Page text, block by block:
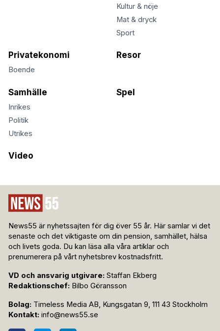
Kultur & nöje
Mat & dryck
Sport
Privatekonomi
Boende
Resor
Samhälle
Inrikes
Politik
Utrikes
Spel
Video
News55 är nyhetssajten för dig över 55 år. Här samlar vi det
senaste och det viktigaste om din pension, samhället, hälsa
och livets goda. Du kan läsa alla våra artiklar och
prenumerera på vårt nyhetsbrev kostnadsfritt.
VD och ansvarig utgivare: Staffan Ekberg
Redaktionschef: Bilbo Göransson
Bolag: Timeless Media AB, Kungsgatan 9, 111 43 Stockholm
Kontakt: info@news55.se